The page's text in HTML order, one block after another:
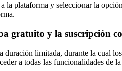
la plataforma y seleccionar la
gratuito y la suscripción
limitada, durante la cual
a todas las funcionalidades de